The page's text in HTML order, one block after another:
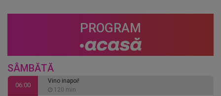
PROGRAM
SÂMBĂTĂ
06:00
Vino inapoi!
120 min